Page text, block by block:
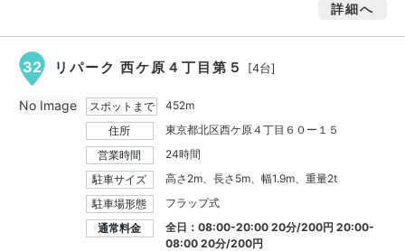
詳細へ
32 リパーク 西ケ原４丁目第５ [4台]
スポットまで
452m
住所
東京都北区西ケ原４丁目６０ー１５
営業時間
24時間
駐車サイズ
高さ2m、長さ5m、幅1.9m、重量2t
駐車場形態
フラップ式
通常料金
全日：08:00-20:00 20分/200円 20:00-
08:00 20分/200円
No Image